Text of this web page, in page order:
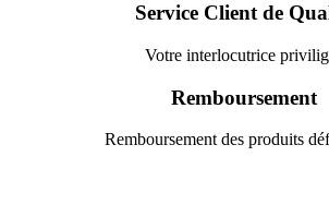
Service Client de
Votre interlocutrice
Remboursement
Remboursement des produits